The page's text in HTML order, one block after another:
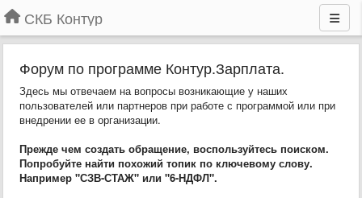
СКБ Контур
Форум по программе Контур.Зарплата.
Здесь мы отвечаем на вопросы возникающие у наших
пользователей или партнеров при работе с программой или при
внедрении ее в организации.
Прежде чем создать обращение, воспользуйтесь поиском.
Попробуйте найти похожий топик по ключевому слову.
Например "СЗВ-СТАЖ" или "6-НДФЛ".